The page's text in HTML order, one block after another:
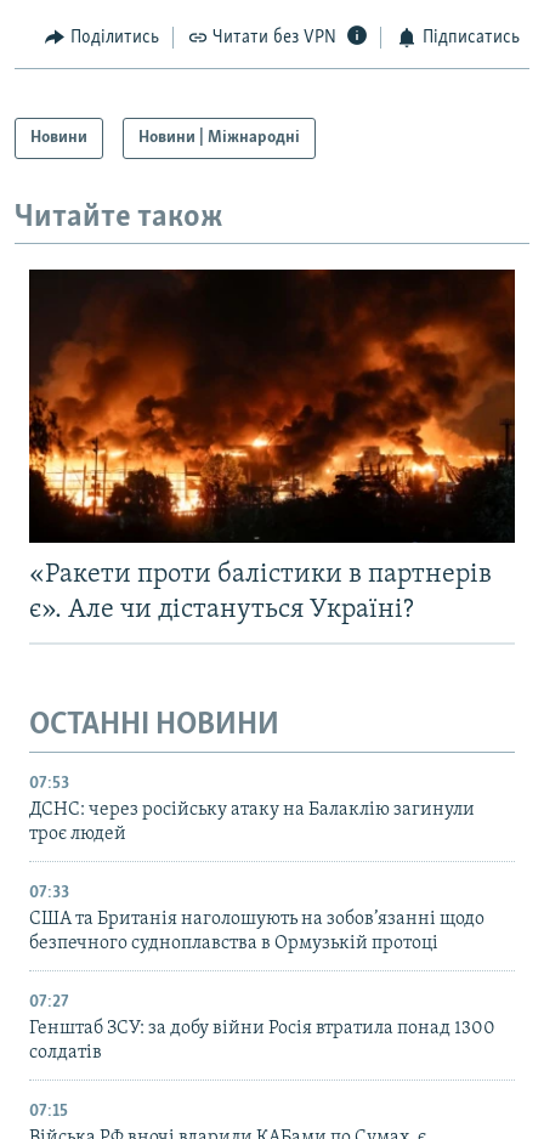
Поділитись Читати без VPN Підписатись
Новини Новини | Міжнародні
Читайте також
«Ракети проти балістики в партнерів
є». Але чи дістануться Україні?
ОСТАННІ НОВИНИ
07:53
ДСНС: через російську атаку на Балаклію загинули
троє людей
07:33
США та Британія наголошують на зобов’язанні щодо
безпечного судноплавства в Ормузькій протоці
07:27
Генштаб ЗСУ: за добу війни Росія втратила понад 1300
солдатів
07:15